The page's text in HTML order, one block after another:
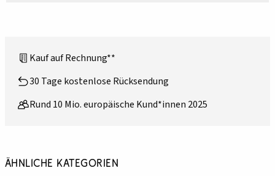
Kauf auf Rechnung**
30 Tage kostenlose Rücksendung
Rund 10 Mio. europäische Kund*innen 2025
Ähnliche Kategorien